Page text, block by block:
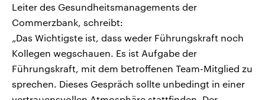
Leiter des Gesundheitsmanagements der
Commerzbank, schreibt:
„Das Wichtigste ist, dass weder Führungskraft noch
Kollegen wegschauen. Es ist Aufgabe der
Führungskraft, mit dem betroffenen Team-Mitglied zu
sprechen. Dieses Gespräch sollte unbedingt in einer